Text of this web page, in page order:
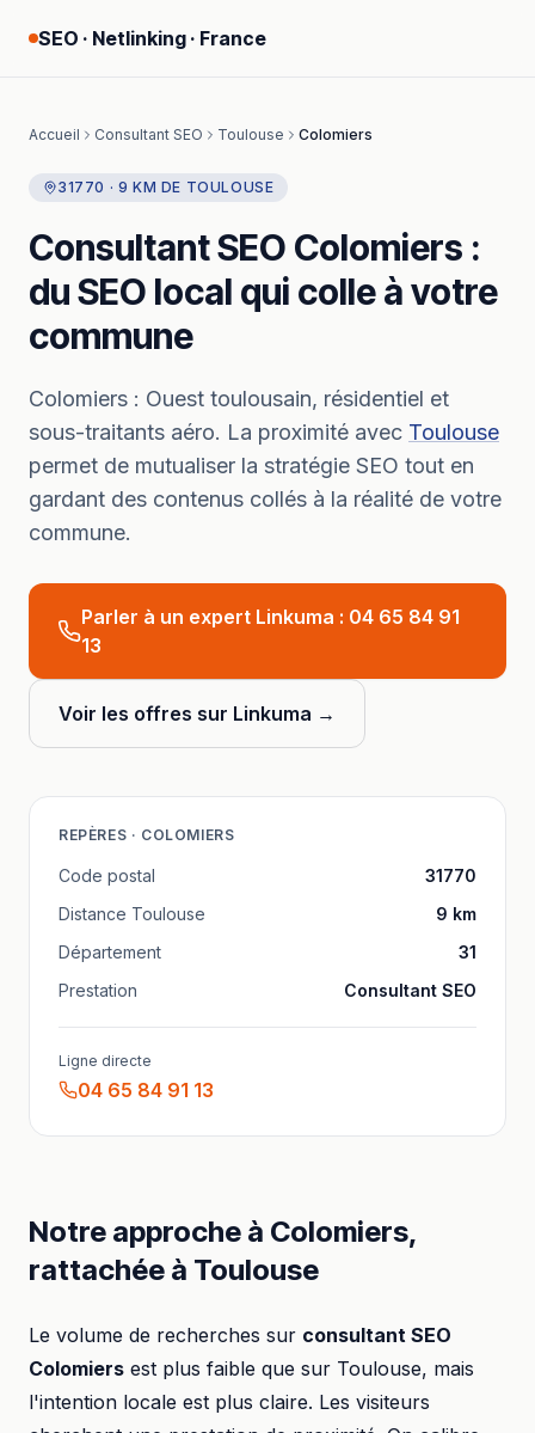
SEO · Netlinking · France
Accueil Consultant SEO Toulouse Colomiers
31770 · 9 KM DE TOULOUSE
Consultant SEO Colomiers :
du SEO local qui colle à votre
commune
Colomiers : Ouest toulousain, résidentiel et
sous-traitants aéro. La proximité avec Toulouse
permet de mutualiser la stratégie SEO tout en
gardant des contenus collés à la réalité de votre
commune.
Parler à un expert Linkuma : 04 65 84 91
13
Voir les offres sur Linkuma →
REPÈRES · COLOMIERS
Code postal
31770
Distance Toulouse 9 km
Département
31
Prestation
Consultant SEO
Ligne directe
04 65 84 91 13
Notre approche à Colomiers,
rattachée à Toulouse
Le volume de recherches sur consultant SEO
Colomiers est plus faible que sur Toulouse, mais
l'intention locale est plus claire. Les visiteurs